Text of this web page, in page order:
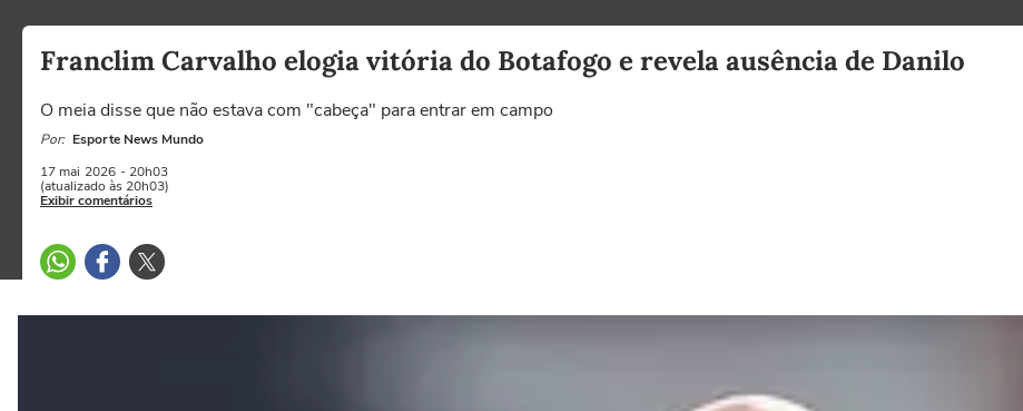
Franclim Carvalho elogia vitória do Botafogo e revela ausência de Danilo
O meia disse que não estava com "cabeça" para entrar em campo
Por: Esporte News Mundo
17 mai 2026 - 20h03
(atualizado às 20h03)
Exibir comentários